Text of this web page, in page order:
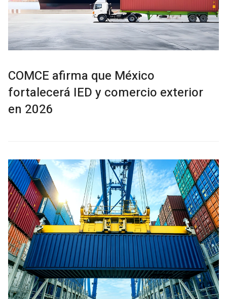
COMCE afirma que México
fortalecerá IED y comercio exterior
en 2026